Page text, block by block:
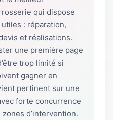
qui dispose
: réparation,
et réalisations.
une première page
trop limité si
gagner en
pertinent sur une
forte concurrence
d’intervention.